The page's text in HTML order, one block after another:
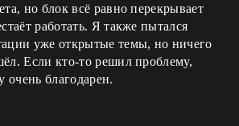
но блок всё равно перекрывает
работать. Я также пытался
уже открытые темы, но ничего
Если кто-то решил проблему,
очень благодарен.